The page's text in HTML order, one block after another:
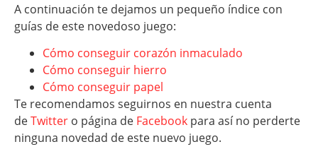
A continuación te dejamos un pequeño índice con
guías de este novedoso juego:
Cómo conseguir corazón inmaculado
Cómo conseguir hierro
Cómo conseguir papel
Te recomendamos seguirnos en nuestra cuenta
deTwitter o página de Facebook para así no perderte
ninguna novedad de este nuevo juego.